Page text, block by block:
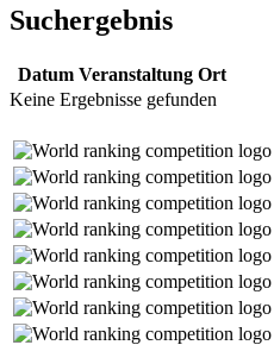
Suchergebnis
Datum Veranstaltung Ort
Keine Ergebnisse gefunden